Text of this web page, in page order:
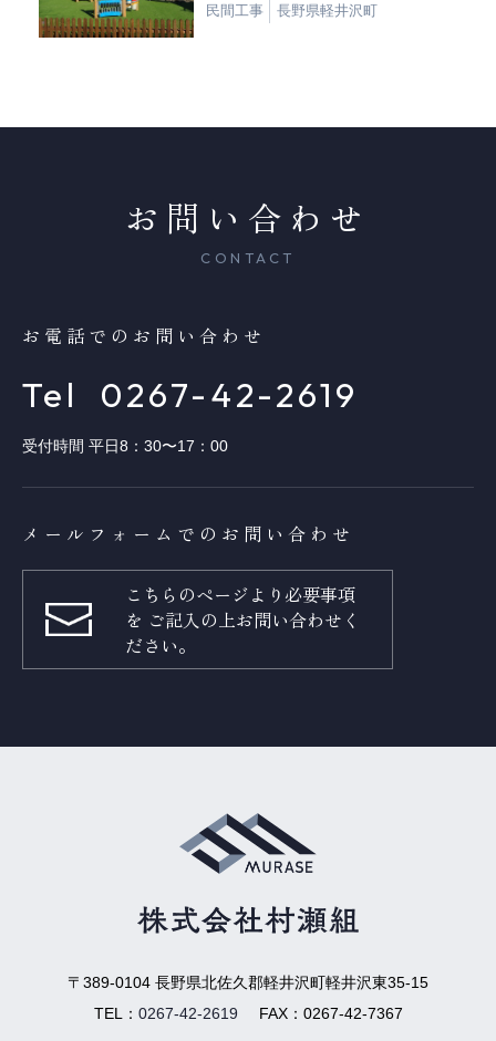
民間工事 長野県軽井沢町
お問い合わせ
CONTACT
お電話でのお問い合わせ
Tel 0267-42-2619
受付時間 平日8：30〜17：00
メールフォームでのお問い合わせ
こちらのページより必要事項
を ご記入の上お問い合わせく
ださい。
〒389-0104 長野県北佐久郡軽井沢町軽井沢東35-15
TEL： 0267-42-2619 FAX： 0267-42-7367